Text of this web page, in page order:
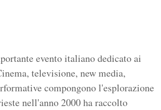
evento italiano dedicato ai
televisione, new media,
compongono l'esplorazione
nell'anno 2000 ha raccolto